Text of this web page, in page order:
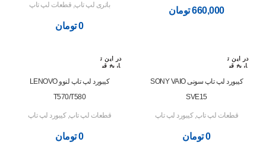
660,000 تومان
باتری لپ تاپ, قطعات لپ تاپ
0 تومان
در این ت
اریخ قب
شده اس
ت
کیبورد لپ تاپ سونی SONY VAIO
SVE15
قطعات لپ تاپ,کیبورد لپ تاپ
0 تومان
در این ت
اریخ قب
شده اس
کیبورد لپ تاپ لنوو LENOVO
T570/T580
قطعات لپ تاپ,کیبورد لپ تاپ
0 تومان